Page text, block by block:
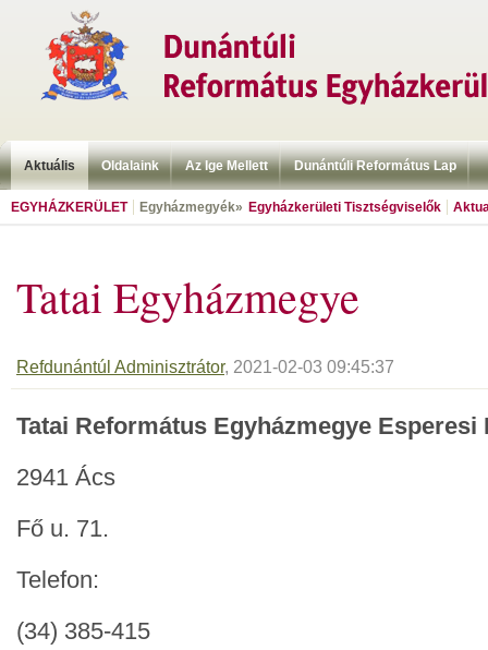
Aktuális Oldalaink Az Ige Mellett Dunántúli Református Lap
EGYHÁZKERÜLET Egyházmegyék» Egyházkerületi Tisztségviselők
Tatai Egyházmegye
Refdunántúl Adminisztrátor, 2021-02-03 09:45:37
Tatai Református Egyházmegye Esperesi
2941 Ács
Fő u. 71.
Telefon:
(34) 385-415